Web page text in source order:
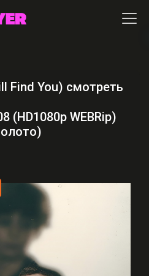
Find You) смотреть
(HD1080p WEBRip)